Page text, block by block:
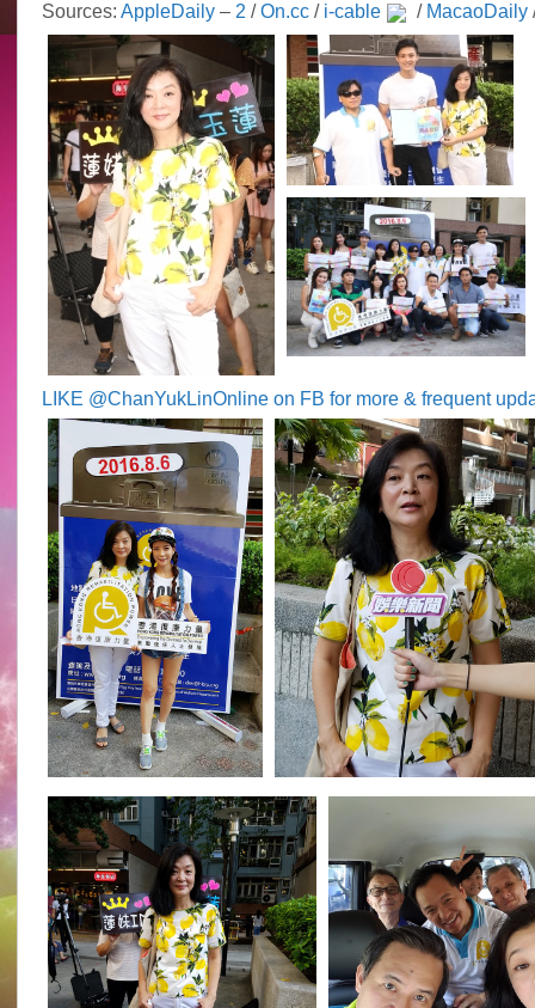
HK
Rehab
Power
Flag
Day
Sources: AppleDaily– 2 /On.cc/ i-cable / MacaoDaily
LIKE @ChanYukLinOnline on FB for more & frequent